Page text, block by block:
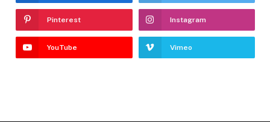
Pinterest Instagram
YouTube Vimeo